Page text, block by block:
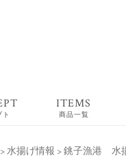
ITEMS
商品一覧
>水揚げ情報 >銚子漁港 水